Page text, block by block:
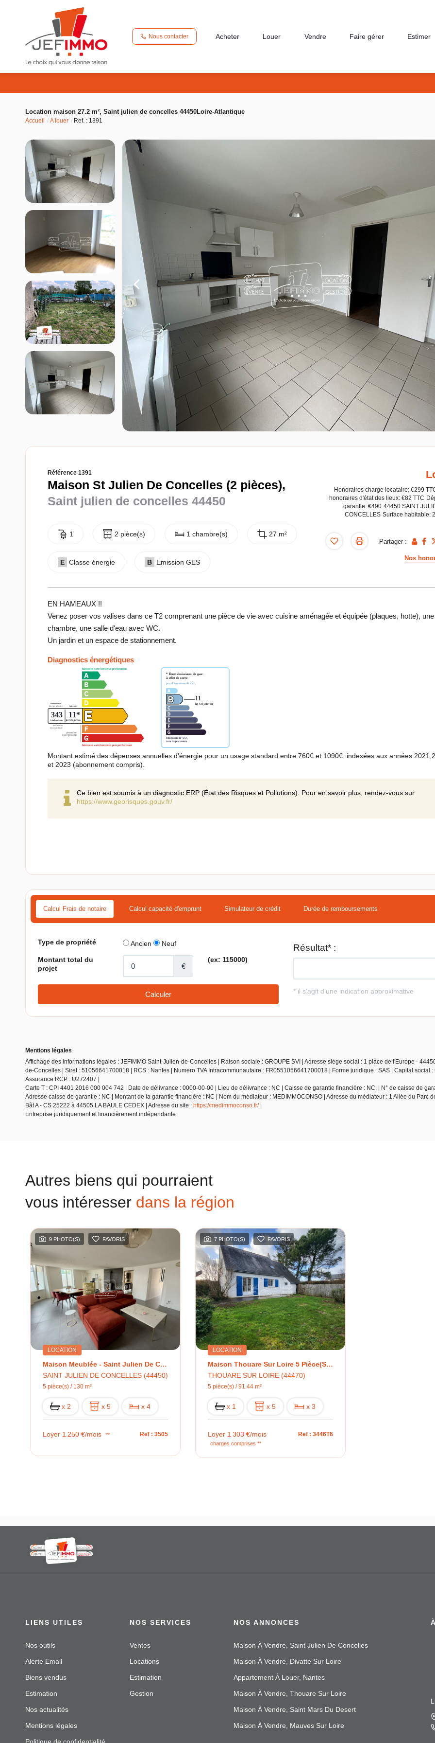
Nous contacter Acheter Louer Vendre Faire gérer Estimer
Location maison 27.2 m², Saint julien de concelles 44450Loire-Atlantique
Accueil A louer Ref. : 1391
Référence 1391
Maison St Julien De Concelles (2 pièces),
Saint julien de concelles 44450
1 2 pièce(s) 1 chambre(s) 27 m²
E Classe énergie B Emission GES
Honoraires charge locataire: €299
honoraires d'état des lieux: €82 TTC
garantie: €490 44450 SAINT
CONCELLES Surface habitable:
Partager :
Nos
EN HAMEAUX !!
Venez poser vos valises dans ce T2 comprenant une pièce de vie avec cuisine aménagée et équipée (plaques, hotte), une
chambre, une salle d'eau avec WC.
Un jardin et un espace de stationnement.
Diagnostics énergétiques
Montant estimé des dépenses annuelles d'énergie pour un usage standard entre 760€ et 1090€. indexées aux années
et 2023 (abonnement compris).
Ce bien est soumis à un diagnostic ERP (État des Risques et Pollutions). Pour en savoir plus, rendez-vous sur
https://www.georisques.gouv.fr/
Calcul Frais de notaire Calcul capacité d'emprunt Simulateur de crédit Durée de remboursements
Mentions légales
Affichage des informations légales : JEFIMMO Saint-Julien-de-Concelles | Raison sociale : GROUPE SVI | Adresse siège social : 1 place de l'Europe -
de-Concelles | Siret : 51056641700018 | RCS : Nantes | Numero TVA Intracommunautaire : FR0551056641700018 | Forme juridique : SAS | Capital social :
Assurance RCP : U272407 |
Carte T : CPI 4401 2016 000 004 742 | Date de délivrance : 0000-00-00 | Lieu de délivrance : NC | Caisse de garantie financière : NC. | N° de caisse de
Adresse caisse de garantie : NC | Montant de la garantie financière : NC | Nom du médiateur : MEDIMMOCONSO | Adresse du médiateur : 1 Allée du Parc
Bât A - CS 25222 à 44505 LA BAULE CEDEX | Adresse du site : https://medimmoconso.fr/|
Entreprise juridiquement et financièrement indépendante
Autres biens qui pourraient
vous intéresser dans la région
9 PHOTO(S) FAVORIS
LOCATION
Maison Meublée - Saint Julien De Concelles 130 M2
SAINT JULIEN DE CONCELLES (44450)
5 pièce(s) / 130 m²
x 2 x 5 x 4
Loyer 1 250 €/mois ** Ref : 3505
7 PHOTO(S) FAVORIS
LOCATION
Maison Thouare Sur Loire 5 Pièce(s) 91.44m²
THOUARE SUR LOIRE (44470)
5 pièce(s) / 91.44 m²
x 1 x 5 x 3
Loyer 1 303 €/mois
charges comprises **
Ref : 3446T6
LIENS UTILES
Nos outils
Alerte Email
Biens vendus
Estimation
Nos actualités
Mentions légales
Politique de confidentialité
NOS SERVICES
Ventes
Locations
Estimation
Gestion
NOS ANNONCES
Maison À Vendre, Saint Julien De Concelles
Maison À Vendre, Divatte Sur Loire
Appartement À Louer, Nantes
Maison À Vendre, Thouare Sur Loire
Maison À Vendre, Saint Mars Du Desert
Maison À Vendre, Mauves Sur Loire